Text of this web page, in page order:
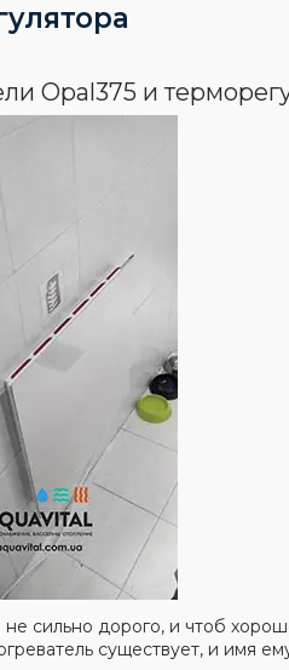
Opal375 и
сильно дорого, и чтоб
существует, и имя